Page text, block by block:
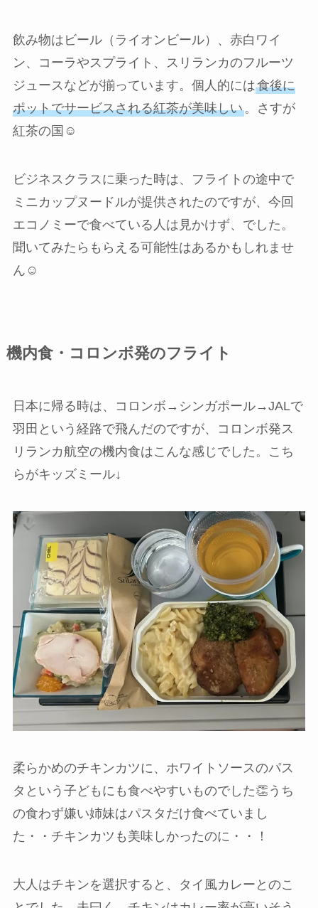
飲み物はビール（ライオンビール）、赤白ワイ
ン、コーラやスプライト、スリランカのフルーツ
ジュースなどが揃っています。個人的には食後に
ポットでサービスされる紅茶が美味しい。さすが
紅茶の国☺️
ビジネスクラスに乗った時は、フライトの途中で
ミニカップヌードルが提供されたのですが、今回
エコノミーで食べている人は見かけず、でした。
聞いてみたらもらえる可能性はあるかもしれませ
ん☺️
機内食・コロンボ発のフライト
日本に帰る時は、コロンボ→シンガポール→JALで
羽田という経路で飛んだのですが、コロンボ発ス
リランカ航空の機内食はこんな感じでした。こち
らがキッズミール↓
柔らかめのチキンカツに、ホワイトソースのパス
タという子どもにも食べやすいものでした👏うち
の食わず嫌い姉妹はパスタだけ食べていまし
た・・チキンカツも美味しかったのに・・！
大人はチキンを選択すると、タイ風カレーとのこ